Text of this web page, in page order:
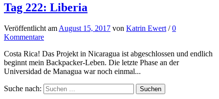
Tag 222: Liberia
Veröffentlicht am August 15, 2017 von Katrin Ewert /0
Kommentare
Costa Rica! Das Projekt in Nicaragua ist abgeschlossen und endlich
beginnt mein Backpacker-Leben. Die letzte Phase an der
Universidad de Managua war noch einmal...
Suche nach: